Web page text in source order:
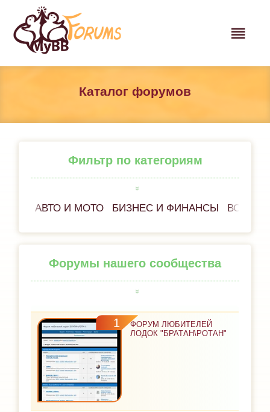
Каталог форумов
Фильтр по категориям
АВТО И МОТО БИЗНЕС И ФИНАНСЫ ВСЁ
Форумы нашего сообщества
1
ФОРУМ ЛЮБИТЕЛЕЙ
ЛОДОК "БРАТАН\РОТАН"